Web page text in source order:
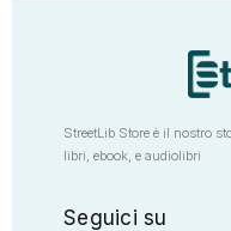
StreetLib Store è il nostro
libri, ebook, e audiolibri
Seguici su